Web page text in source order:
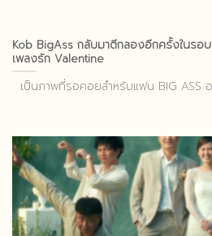
Kob BigAss กลับมาตีกลองอีกครั้งในร
เพลงรัก Valentine
เป็นภาพที่รอคอยสำหรับแฟน BIG ASS อ